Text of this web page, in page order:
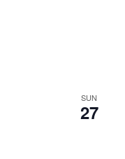
SUN
27